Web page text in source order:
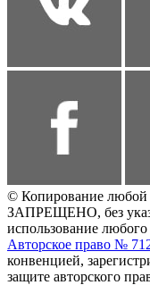
© Копирование
ЗАПРЕЩЕНО, без
использование любого
Авторское право №
конвенцией,
защите авторского